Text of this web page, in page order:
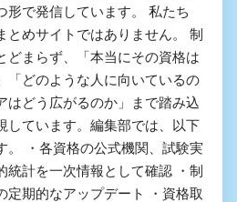
形で発信しています。 私たち
とめサイトではありません。 制
どまらず、「本当にその資格は
「どのような人に向いているの
はどう広がるのか」まで踏み込
しています。編集部では、以下
。 ・各資格の公式機関、試験実
統計を一次情報として確認 ・制
定期的なアップデート ・資格取